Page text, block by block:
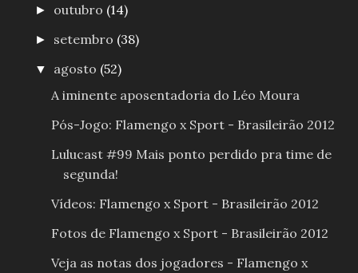
► outubro (14)
► setembro (38)
▼ agosto (52)
A iminente aposentadoria do Léo Moura
Pós-Jogo: Flamengo x Sport - Brasileirão 2012
Lulucast #99 Mais ponto perdido pra time de
segunda!
Vídeos: Flamengo x Sport - Brasileirão 2012
Fotos de Flamengo x Sport - Brasileirão 2012
Veja as notas dos jogadores - Flamengo x